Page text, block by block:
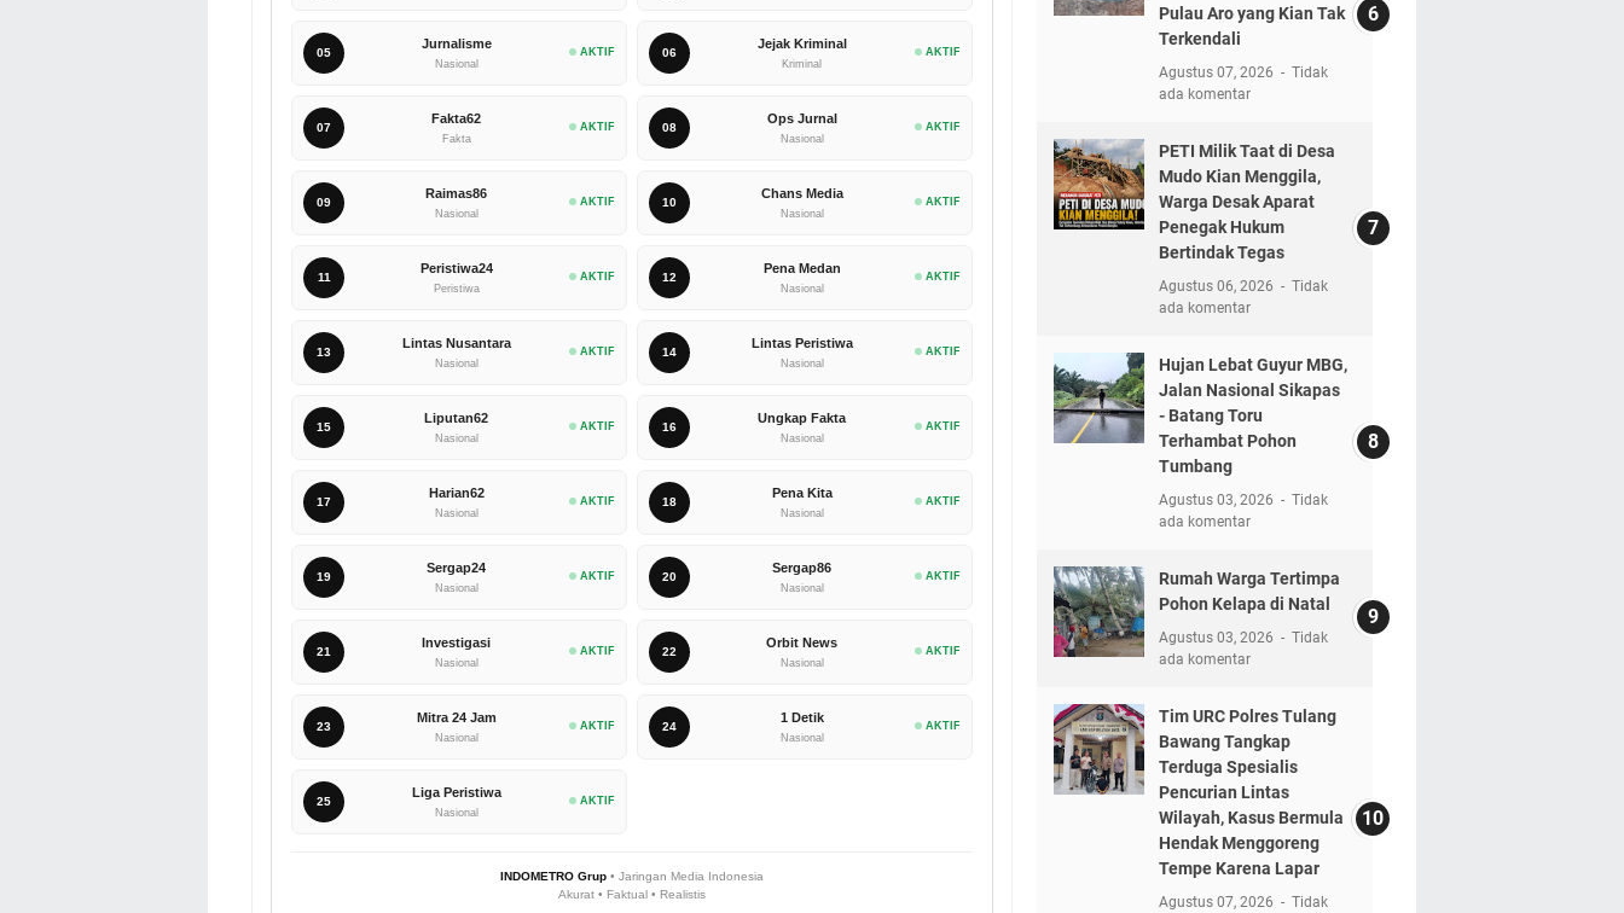
05
Jurnalisme
Nasional
AKTIF 06
Jejak Kriminal
Kriminal
AKTIF
07
Fakta62
Fakta
AKTIF 08
Ops Jurnal
Nasional
AKTIF
09
Raimas86
Nasional
AKTIF 10
Chans Media
Nasional
AKTIF
11
Peristiwa24
Peristiwa
AKTIF 12
Pena Medan
Nasional
AKTIF
13
Lintas Nusantara
Nasional
AKTIF 14
Lintas Peristiwa
Nasional
AKTIF
15
Liputan62
Nasional
AKTIF 16
Ungkap Fakta
Nasional
AKTIF
17
Harian62
Nasional
AKTIF 18
Pena Kita
Nasional
AKTIF
19
Sergap24
Nasional
AKTIF 20
Sergap86
Nasional
AKTIF
21
Investigasi
Nasional
AKTIF 22
Orbit News
Nasional
AKTIF
23
Mitra 24 Jam
Nasional
AKTIF 24
1 Detik
Nasional
AKTIF
25
Liga Peristiwa
Nasional
AKTIF
INDOMETRO Grup• Jaringan Media Indonesia
Akurat • Faktual • Realistis
Pulau Aro yang Kian Tak
Terkendali
Agustus 07, 2026
Tidak
ada komentar
PETI Milik Taat di Desa
Mudo Kian Menggila,
Warga Desak Aparat
Penegak Hukum
Bertindak Tegas
Agustus 06, 2026
Tidak
ada komentar
Hujan Lebat Guyur MBG,
Jalan Nasional Sikapas
- Batang Toru
Terhambat Pohon
Tumbang
Agustus 03, 2026
Tidak
ada komentar
Rumah Warga Tertimpa
Pohon Kelapa di Natal
Agustus 03, 2026
Tidak
ada komentar
Tim URC Polres Tulang
Bawang Tangkap
Terduga Spesialis
Pencurian Lintas
Wilayah, Kasus Bermula
Hendak Menggoreng
Tempe Karena Lapar
Agustus 07, 2026 Tidak